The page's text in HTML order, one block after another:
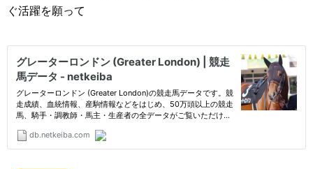
ぐ活躍を願って